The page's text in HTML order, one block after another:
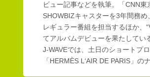
ビュー記事などを執筆。「CNN東
SHOWBIZキャスターを3年間務め
レギュラー番組を担当するほか、
てアルバムデビューを果たしてい
J-WAVEでは、土日のショートプ
「HERMÈS L‘AIR DE PARIS」